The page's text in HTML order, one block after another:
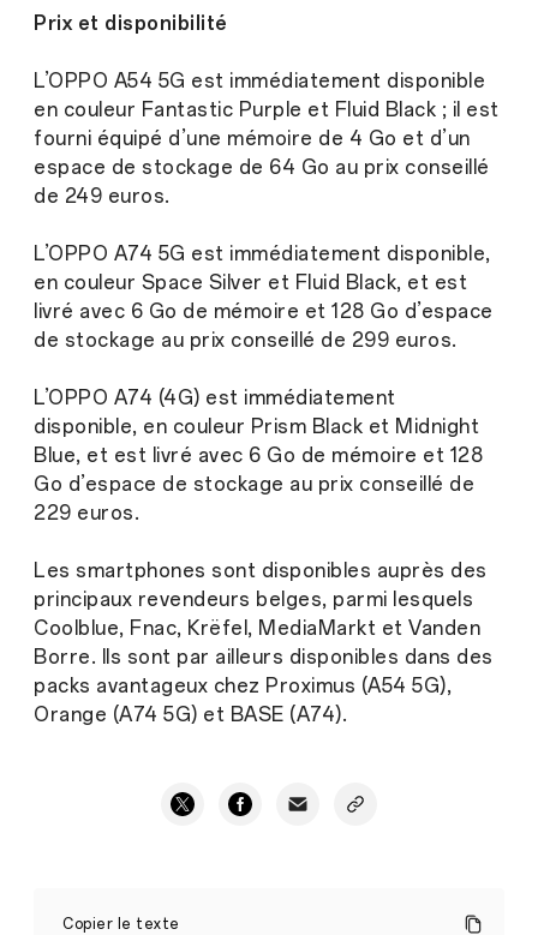
Prix et disponibilité
L’OPPO A54 5G est immédiatement disponible
en couleur Fantastic Purple et Fluid Black ; il est
fourni équipé d’une mémoire de 4 Go et d’un
espace de stockage de 64 Go au prix conseillé
de 249 euros.
L’OPPO A74 5G est immédiatement disponible,
en couleur Space Silver et Fluid Black, et est
livré avec 6 Go de mémoire et 128 Go d’espace
de stockage au prix conseillé de 299 euros.
L’OPPO A74 (4G) est immédiatement
disponible, en couleur Prism Black et Midnight
Blue, et est livré avec 6 Go de mémoire et 128
Go d’espace de stockage au prix conseillé de
229 euros.
Les smartphones sont disponibles auprès des
principaux revendeurs belges, parmi lesquels
Coolblue, Fnac, Krëfel, MediaMarkt et Vanden
Borre. Ils sont par ailleurs disponibles dans des
packs avantageux chez Proximus (A54 5G),
Orange (A74 5G) et BASE (A74).
Copier le texte